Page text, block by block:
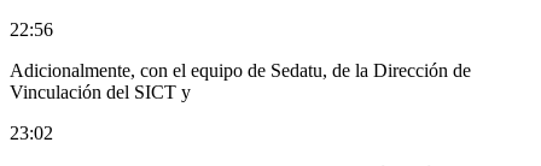
22:56
Adicionalmente, con el equipo de Sedatu, de la Dirección de
Vinculación del SICT y
23:02